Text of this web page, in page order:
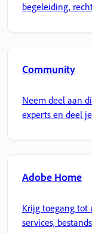
begeleiding,
Community
Neem deel aan
experts en deel
Adobe Home
Krijg toegang tot
services,